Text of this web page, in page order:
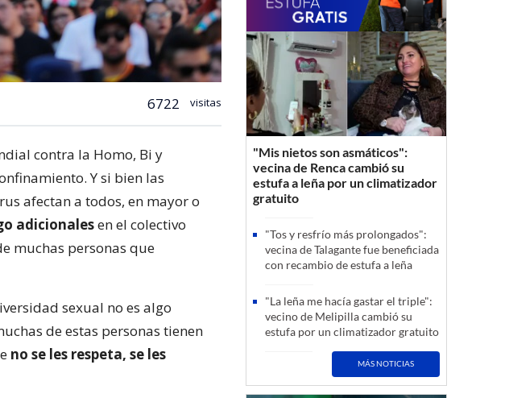
6722 visitas
contra la Homo, Bi y
Y si bien las
afectan a todos, en mayor o
adicionalesen el colectivo
muchas personas que
sexual no es algo
de estas personas tienen
no se les respeta, se les
"Mis nietos son asmáticos":
vecina de Renca cambió su
estufa a leña por un climatizador
gratuito
"Tos y resfrío más prolongados":
vecina de Talagante fue beneficiada
con recambio de estufa a leña
"La leña me hacía gastar el triple":
vecino de Melipilla cambió su
estufa por un climatizador gratuito
MÁS NOTICIAS